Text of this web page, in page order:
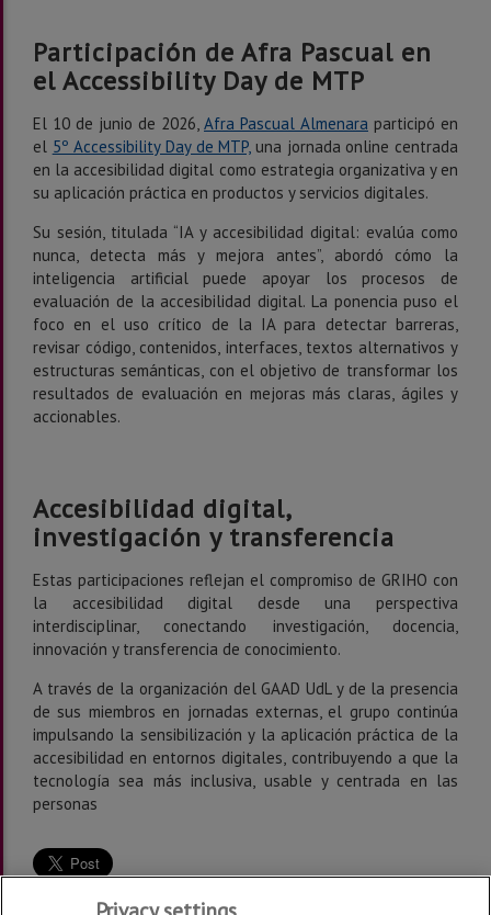
Participación de Afra Pascual en
el Accessibility Day de MTP
El 10 de junio de 2026, Afra Pascual Almenara participó en
el 5º Accessibility Day de MTP,una jornada online centrada
en la accesibilidad digital como estrategia organizativa y en
su aplicación práctica en productos y servicios digitales.
Su sesión, titulada “IA y accesibilidad digital: evalúa como
nunca, detecta más y mejora antes”, abordó cómo la
inteligencia artificial puede apoyar los procesos de
evaluación de la accesibilidad digital. La ponencia puso el
foco en el uso crítico de la IA para detectar barreras,
revisar código, contenidos, interfaces, textos alternativos y
estructuras semánticas, con el objetivo de transformar los
resultados de evaluación en mejoras más claras, ágiles y
accionables.
Accesibilidad digital,
investigación y transferencia
Estas participaciones reflejan el compromiso de GRIHO con
la accesibilidad digital desde una perspectiva
interdisciplinar, conectando investigación, docencia,
innovación y transferencia de conocimiento.
A través de la organización del GAAD UdL y de la presencia
de sus miembros en jornadas externas, el grupo continúa
impulsando la sensibilización y la aplicación práctica de la
accesibilidad en entornos digitales, contribuyendo a que la
tecnología sea más inclusiva, usable y centrada en las
personas